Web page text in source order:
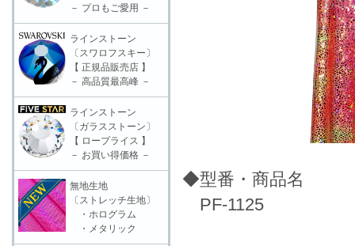
◆型番・商品名
PF-1125
－ プロもご愛用 －
ラインストーン
〔スワロフスキー〕
【 正規品販売店 】
－ 高品質最高峰 －
ラインストーン
〔ガラスストーン〕
【 ロープライス 】
－ お買い得価格 －
無地生地
〔ストレッチ生地〕
・ホログラム
・メタリック